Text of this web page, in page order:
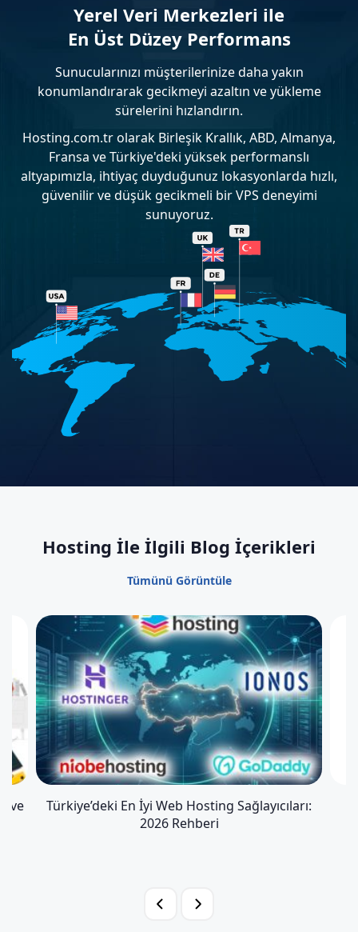
Yerel Veri Merkezleri ile
En Üst Düzey Performans
Sunucularınızı müşterilerinize daha yakın
konumlandırarak gecikmeyi azaltın ve yükleme
sürelerini hızlandırın.
Hosting.com.tr olarak Birleşik Krallık, ABD, Almanya,
Fransa ve Türkiye'deki yüksek performanslı
altyapımızla, ihtiyaç duyduğunuz lokasyonlarda hızlı,
güvenilir ve düşük gecikmeli bir VPS deneyimi
sunuyoruz.
Hosting İle İlgili Blog İçerikleri
Tümünü Görüntüle
ve
Türkiye’deki En İyi Web Hosting Sağlayıcıları:
2026 Rehberi